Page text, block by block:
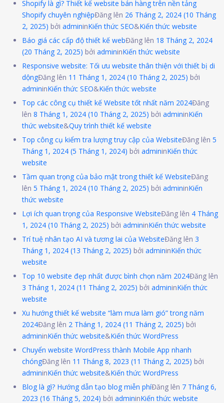
Shopify là gì? Thiết kế website bán hàng trên nền tảng
Shopify chuyên nghiệpĐăng lên 26 Tháng 2, 2024 (10 Tháng
2, 2025) bởi admininKiến thức SEO&Kiến thức website
Báo giá các cấp độ thiết kế webĐăng lên 18 Tháng 2, 2024
(20 Tháng 2, 2025) bởi admininKiến thức website
Responsive website: Tối ưu website thân thiện với thiết bị di
dộngĐăng lên 11 Tháng 1, 2024 (10 Tháng 2, 2025) bởi
admininKiến thức SEO&Kiến thức website
Top các công cụ thiết kế Website tốt nhất năm 2024Đăng
lên 8 Tháng 1, 2024 (10 Tháng 2, 2025) bởi admininKiến
thức website&Quy trình thiết kế website
Top công cụ kiểm tra lượng truy cập của WebsiteĐăng lên 5
Tháng 1, 2024 (5 Tháng 1, 2024) bởi admininKiến thức
website
Tầm quan trọng của bảo mật trong thiết kế WebsiteĐăng
lên 5 Tháng 1, 2024 (10 Tháng 2, 2025) bởi admininKiến
thức website
Lợi ích quan trọng của Responsive WebsiteĐăng lên 4 Tháng
1, 2024 (10 Tháng 2, 2025) bởi admininKiến thức website
Trí tuệ nhân tạo AI và tương lai của WebsiteĐăng lên 3
Tháng 1, 2024 (13 Tháng 2, 2025) bởi admininKiến thức
website
Top 10 website đẹp nhất được bình chọn năm 2024Đăng lên
3 Tháng 1, 2024 (11 Tháng 2, 2025) bởi admininKiến thức
website
Xu hướng thiết kế website “làm mưa làm gió” trong năm
2024Đăng lên 2 Tháng 1, 2024 (11 Tháng 2, 2025) bởi
admininKiến thức website&Kiến thức WordPress
Chuyển website WordPress thành Mobile App nhanh
chóngĐăng lên 11 Tháng 8, 2023 (11 Tháng 2, 2025) bởi
admininKiến thức website&Kiến thức WordPress
Blog là gì? Hướng dẫn tạo blog miễn phíĐăng lên 7 Tháng 6,
2023 (16 Tháng 5, 2024) bởi admininKiến thức website